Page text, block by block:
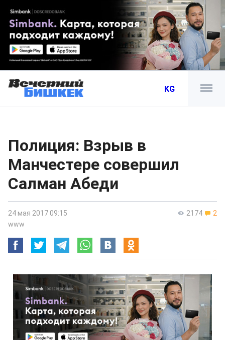
KG
Полиция: Взрыв в
Манчестере совершил
Салман Абеди
2174 2
24 мая 2017 09:15
www